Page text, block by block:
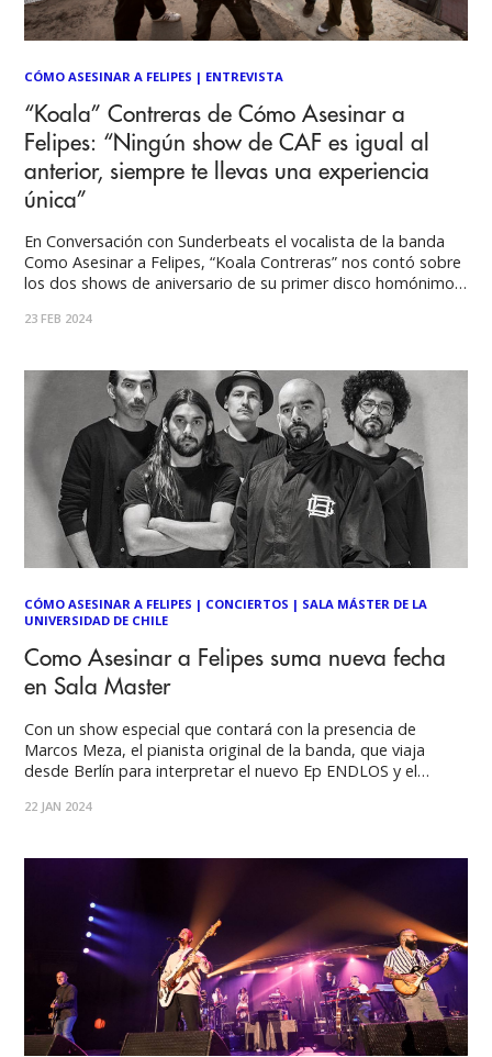
CÓMO ASESINAR A FELIPES | ENTREVISTA
“Koala” Contreras de Cómo Asesinar a
Felipes: “Ningún show de CAF es igual al
anterior, siempre te llevas una experiencia
única”
En Conversación con Sunderbeats el vocalista de la banda
Como Asesinar a Felipes, “Koala Contreras” nos contó sobre
los dos shows de aniversario de su primer disco homónimo,
donde contarán con la presencia de miembro fundador
23 FEB 2024
CÓMO ASESINAR A FELIPES | CONCIERTOS | SALA MÁSTER DE LA
UNIVERSIDAD DE CHILE
Como Asesinar a Felipes suma nueva fecha
en Sala Master
Con un show especial que contará con la presencia de
Marcos Meza, el pianista original de la banda, que viaja
desde Berlín para interpretar el nuevo Ep ENDLOS y el
lanzamiento del disco debut en el año 2008, este será
22 JAN 2024